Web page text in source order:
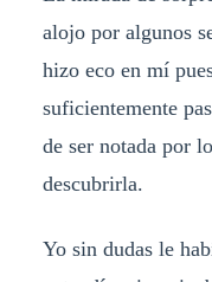
alojo por algunos
hizo eco en mí
suficientemente
de ser notada por
descubrirla.
Yo sin dudas le